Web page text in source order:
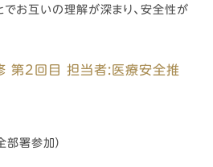
でお互いの理解が深まり、安全性が
第2回目 担当者:医療安全推
部署参加）